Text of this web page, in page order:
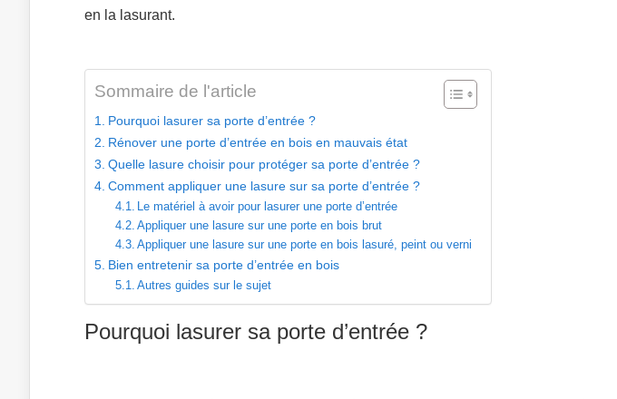
en la lasurant.
Sommaire de l'article
Pourquoi lasurer sa porte d’entrée ?
Rénover une porte d’entrée en bois en mauvais état
Quelle lasure choisir pour protéger sa porte d’entrée ?
Comment appliquer une lasure sur sa porte d’entrée ?
Le matériel à avoir pour lasurer une porte d’entrée
Appliquer une lasure sur une porte en bois brut
Appliquer une lasure sur une porte en bois lasuré, peint ou verni
Bien entretenir sa porte d’entrée en bois
Autres guides sur le sujet
Pourquoi lasurer sa porte d’entrée ?